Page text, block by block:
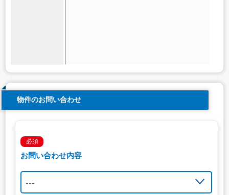
物件のお問い合わせ
必須
お問い合わせ内容